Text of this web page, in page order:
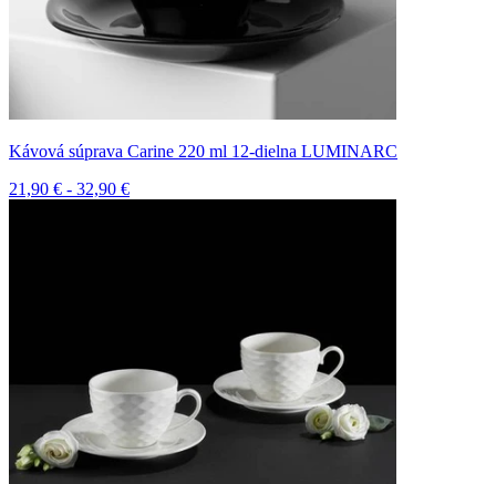
Kávová súprava Carine 220 ml 12-dielna LUMINARC
21,90 € - 32,90 €